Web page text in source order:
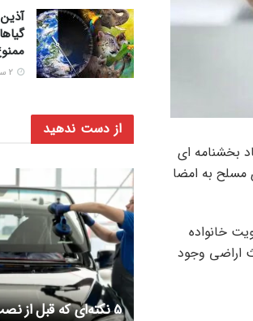
بخشنامه ای
مسلح به امضا
خانواده
اراضی وجود
از دست ندهید
5 نکته‌ای که قبل از